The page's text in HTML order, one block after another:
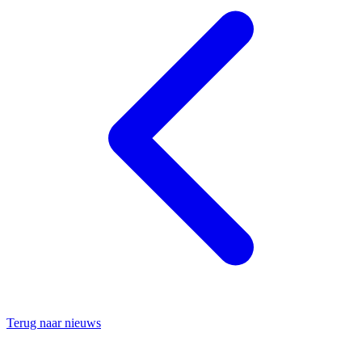
Terug naar nieuws